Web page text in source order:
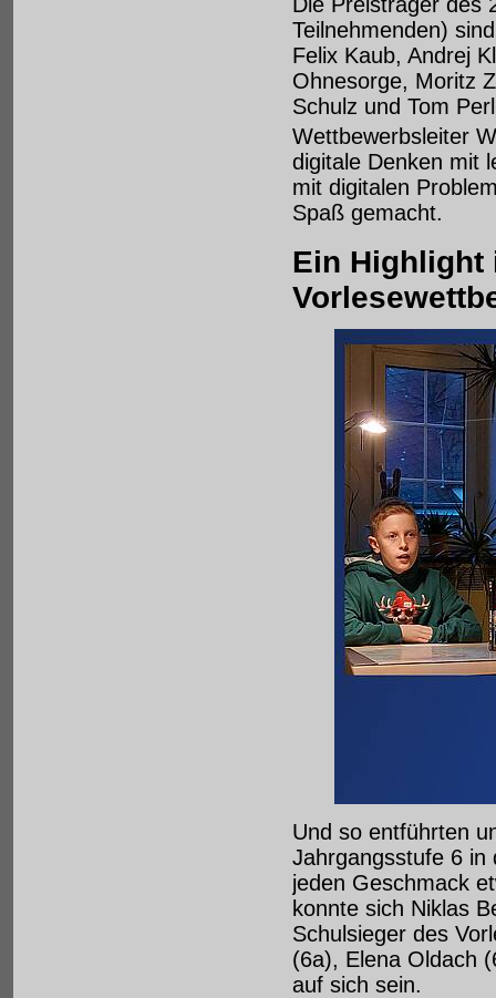
Die Preisträger des
Teilnehmenden)
Felix Kaub, Andrej
Ohnesorge, Moritz
Schulz und Tom
Wettbewerbsleiter
digitale Denken mit
mit digitalen
Spaß gemacht.
Ein Highlight
Und so entführten
Jahrgangsstufe 6 in
jeden Geschmack
konnte sich Niklas
Schulsieger des
(6a), Elena Oldach
auf sich sein.